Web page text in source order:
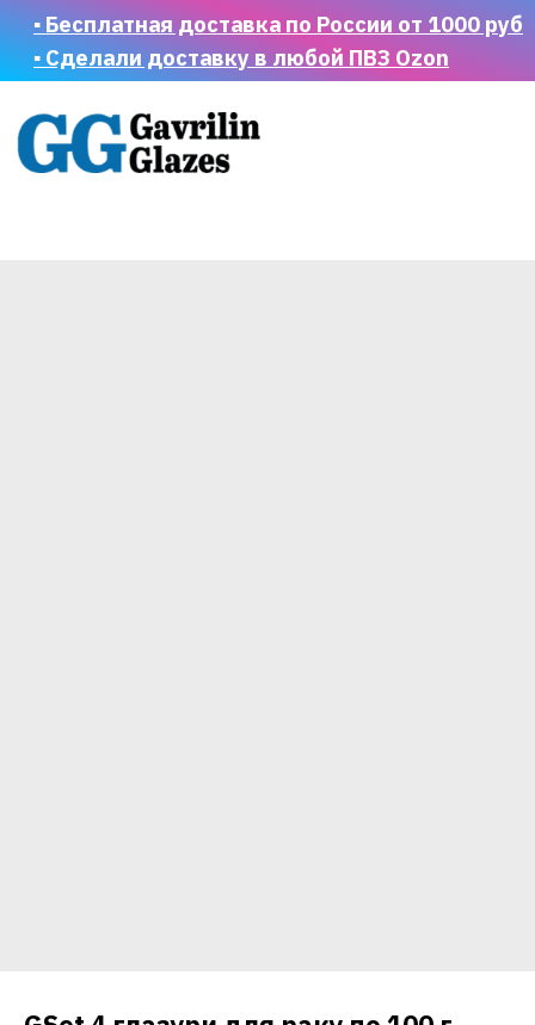
▪ Бесплатная доставка по России от 1000 руб
▪ Сделали доставку в любой ПВЗ Ozon